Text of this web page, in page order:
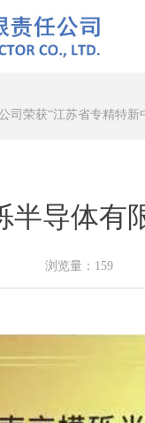
半导体有
浏览量： 159
司荣获“江苏省专精特新